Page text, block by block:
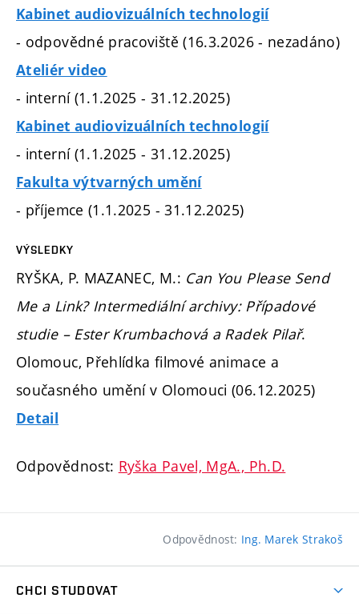
Kabinet audiovizuálních technologií
- odpovědné pracoviště (16.3.2026 - nezadáno)
Ateliér video
- interní (1.1.2025 - 31.12.2025)
Kabinet audiovizuálních technologií
- interní (1.1.2025 - 31.12.2025)
Fakulta výtvarných umění
- příjemce (1.1.2025 - 31.12.2025)
VÝSLEDKY
RYŠKA, P. MAZANEC, M.: Can You Please Send
Me a Link? Intermediální archivy: Případové
studie – Ester Krumbachová a Radek Pilař.
Olomouc, Přehlídka filmové animace a
současného umění v Olomouci (06.12.2025)
Detail
Odpovědnost: Ryška Pavel, MgA., Ph.D.
Odpovědnost: Ing. Marek Strakoš
CHCI STUDOVAT